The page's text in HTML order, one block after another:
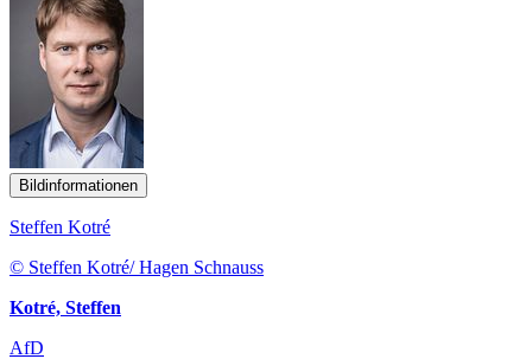
Bildinformationen
Steffen Kotré
© Steffen Kotré/ Hagen Schnauss
Kotré, Steffen
AfD